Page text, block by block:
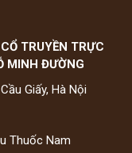
TRUYỀN TRỰC
MINH ĐƯỜNG
Giấy, Hà Nội
Thuốc Nam